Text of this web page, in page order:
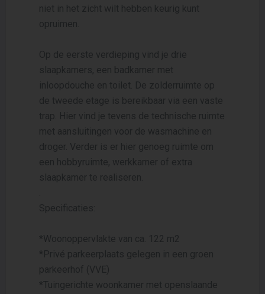
niet in het zicht wilt hebben keurig kunt
opruimen.
Op de eerste verdieping vind je drie
slaapkamers, een badkamer met
inloopdouche en toilet. De zolderruimte op
de tweede etage is bereikbaar via een vaste
trap. Hier vind je tevens de technische ruimte
met aansluitingen voor de wasmachine en
droger. Verder is er hier genoeg ruimte om
een hobbyruimte, werkkamer of extra
slaapkamer te realiseren.
Specificaties:
*Woonoppervlakte van ca. 122 m2
*Privé parkeerplaats gelegen in een groen
parkeerhof (VVE)
*Tuingerichte woonkamer met openslaande